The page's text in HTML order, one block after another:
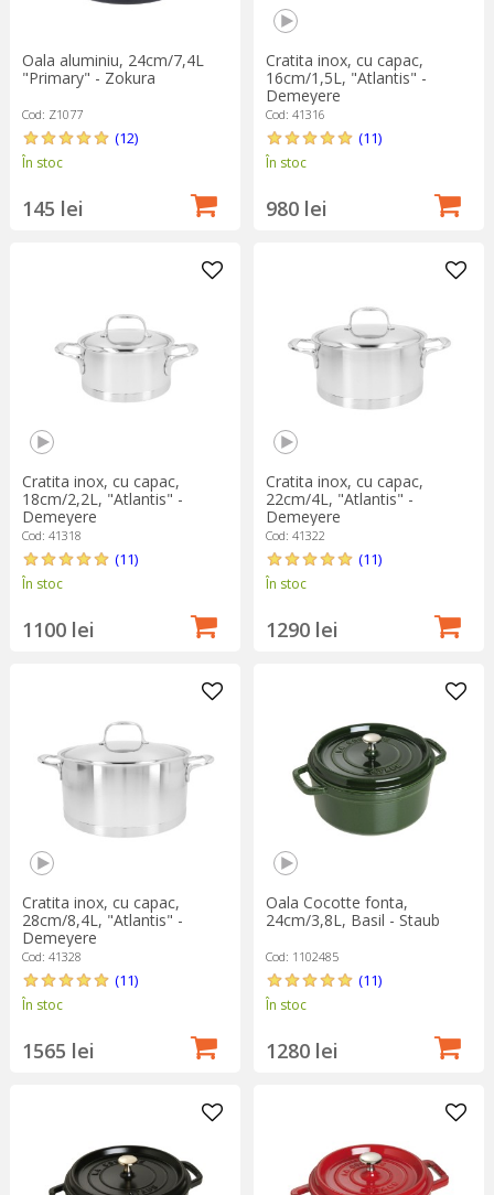
Plita cu inducție este o adevărată bijuterie tehnologică,
transformându-ți aventurile culinare într-o experiență de gătit
fără cusur, eficientă și plăcută.
Oala aluminiu, 24cm/7,4L
"Primary" - Zokura
Cod: Z1077
(12)
În stoc
145 lei
Cratita inox, cu capac,
16cm/1,5L, "Atlantis" -
Demeyere
Cod: 41316
(11)
În stoc
980 lei
Cratita inox, cu capac,
18cm/2,2L, "Atlantis" -
Demeyere
Cod: 41318
(11)
În stoc
1100 lei
Cratita inox, cu capac,
22cm/4L, "Atlantis" -
Demeyere
Cod: 41322
(11)
În stoc
1290 lei
Cratita inox, cu capac,
28cm/8,4L, "Atlantis" -
Demeyere
Cod: 41328
(11)
În stoc
1565 lei
Oala Cocotte fonta,
24cm/3,8L, Basil - Staub
Cod: 1102485
(11)
În stoc
1280 lei